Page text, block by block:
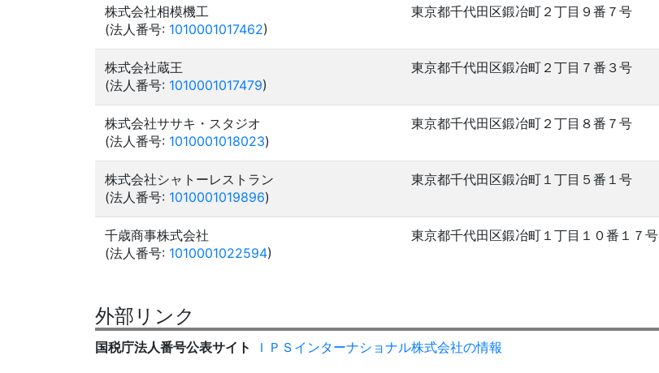
株式会社相模機工
(法人番号: 1010001017462)
東京都千代田区鍛冶町２丁目９番７号
株式会社蔵王
(法人番号: 1010001017479)
東京都千代田区鍛冶町２丁目７番３号
株式会社ササキ・スタジオ
(法人番号: 1010001018023)
東京都千代田区鍛冶町２丁目８番７号
株式会社シャトーレストラン
(法人番号: 1010001019896)
東京都千代田区鍛冶町１丁目５番１号
千歳商事株式会社
(法人番号: 1010001022594)
東京都千代田区鍛冶町１丁目１０番１７号
外部リンク
国税庁法人番号公表サイト ＩＰＳインターナショナル株式会社の情報